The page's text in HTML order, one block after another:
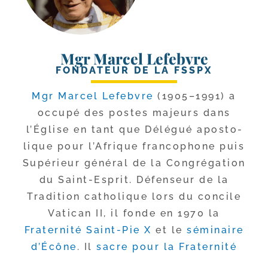
Mgr Marcel Lefebvre
FONDATEUR DE LA FSSPX
Mgr Marcel Lefebvre (1905–1991) a
occu­pé des postes majeurs dans
l’Église en tant que Délégué apos­to­
lique pour l’Afrique fran­co­phone puis
Supérieur géné­ral de la Congrégation
du Saint-​Esprit. Défenseur de la
Tradition catho­lique lors du concile
Vatican II, il fonde en 1970 la
Fraternité Saint-​Pie X et le sémi­naire
d’Écône . Il sacre pour la Fraternité